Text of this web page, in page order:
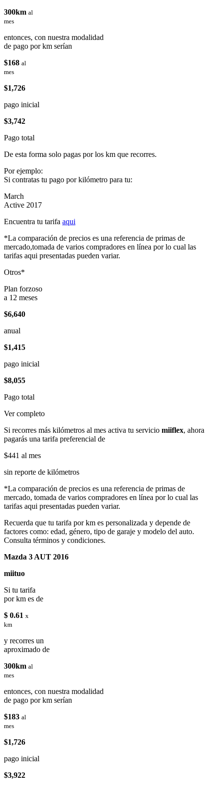
300km al
mes
entonces, con nuestra modalidad
de pago por km serían
$168 al
mes
$1,726
pago inicial
$3,742
Pago total
De esta forma solo pagas por los km que recorres.
Por ejemplo:
Si contratas tu pago por kilómetro para tu:
March
Active 2017
Encuentra tu tarifa aqui
*La comparación de precios es una referencia de primas de
mercado,tomada de varios compradores en línea por lo cual las
tarifas aqui presentadas pueden variar.
Otros*
Plan forzoso
a 12 meses
$6,640
anual
$1,415
pago inicial
$8,055
Pago total
Ver completo
Si recorres más kilómetros al mes activa tu servicio miiflex, ahora
pagarás una tarifa preferencial de
$441 al mes
sin reporte de kilómetros
*La comparación de precios es una referencia de primas de
mercado, tomada de varios compradores en línea por lo cual las
tarifas aqui presentadas pueden variar.
Recuerda que tu tarifa por km es personalizada y depende de
factores como: edad, género, tipo de garaje y modelo del auto.
Consulta términos y condiciones.
Mazda 3 AUT 2016
miituo
Si tu tarifa
por km es de
$ 0.61 x
km
y recorres un
aproximado de
300km al
mes
entonces, con nuestra modalidad
de pago por km serían
$183 al
mes
$1,726
pago inicial
$3,922